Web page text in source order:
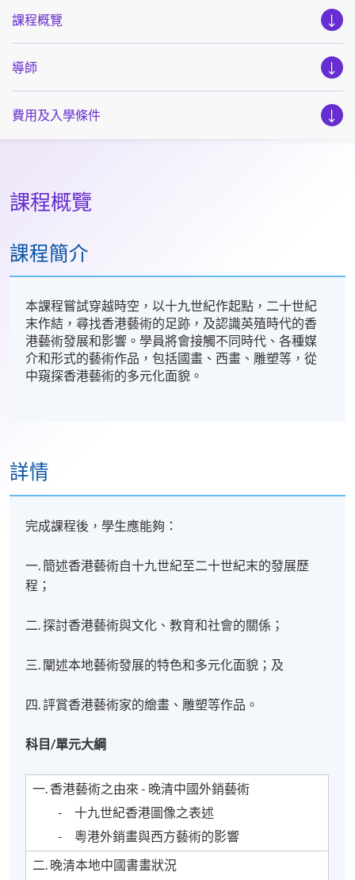
課程概覽
導師
費用及入學條件
課程概覽
課程簡介
本課程嘗試穿越時空，以十九世紀作起點，二十世紀
末作結，尋找香港藝術的足跡，及認識英殖時代的香
港藝術發展和影響。學員將會接觸不同時代、各種媒
介和形式的藝術作品，包括國畫、西畫、雕塑等，從
中窺探香港藝術的多元化面貌。
詳情
完成課程後，學生應能夠：
一. 簡述香港藝術自十九世紀至二十世紀末的發展歷
程；
二. 探討香港藝術與文化、教育和社會的關係；
三. 闡述本地藝術發展的特色和多元化面貌；及
四. 評賞香港藝術家的繪畫、雕塑等作品。
科目/單元大綱
一. 香港藝術之由來 - 晚清中國外銷藝術
- 十九世紀香港圖像之表述
- 粵港外銷畫與西方藝術的影響
二. 晚清本地中國書畫狀況